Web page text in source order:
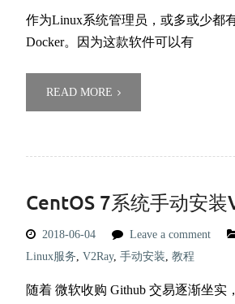
作为Linux系统管理员，或多或少都
Docker。因为这款软件可以有
READ MORE
CentOS 7系统手动安装
2018-06-04 Leave a comment
Linux服务, V2Ray, 手动安装, 教程
随着 微软收购 Github 交易逐渐坐实